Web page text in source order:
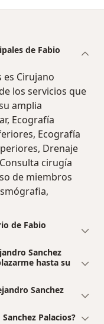
de Fabio
es Cirujano
los servicios que
amplia
Ecografía
Ecografía
Drenaje
cirugía
de miembros
de Fabio
Sanchez
hasta su
Sanchez
Palacios?